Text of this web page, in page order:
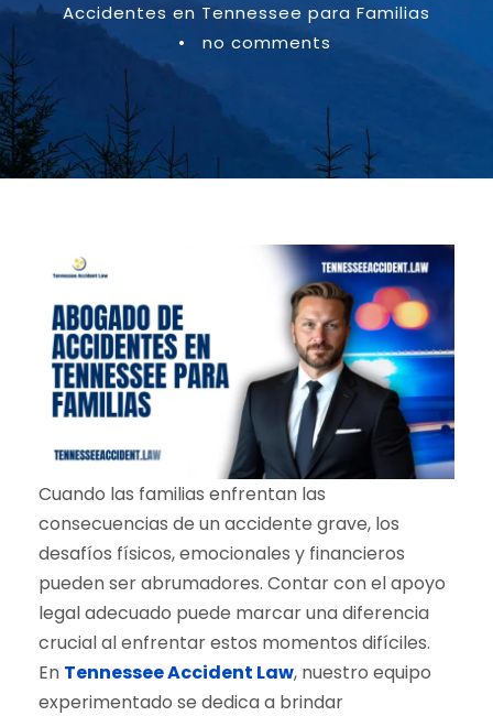
Accidentes en Tennessee para Familias
•
no comments
Cuando las familias enfrentan las
consecuencias de un accidente grave, los
desafíos físicos, emocionales y financieros
pueden ser abrumadores. Contar con el apoyo
legal adecuado puede marcar una diferencia
crucial al enfrentar estos momentos difíciles.
En Tennessee Accident Law, nuestro equipo
experimentado se dedica a brindar